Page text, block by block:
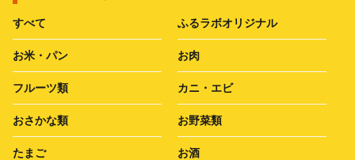
すべて ふるラボオリジナル
お米・パン お肉
フルーツ類 カニ・エビ
おさかな類 お野菜類
たまご お酒